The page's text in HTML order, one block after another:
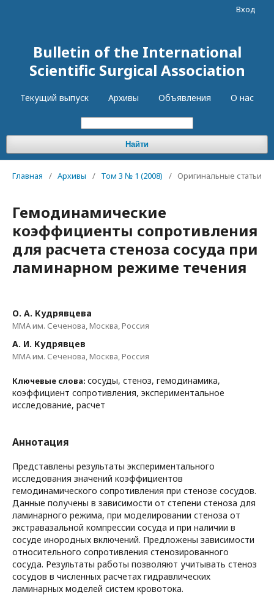
Bulletin of the International
Scientific Surgical Association
Текущий выпуск Архивы Объявления О нас
Найти
Вход
Главная / Архивы / Том 3 № 1 (2008) / Оригинальные статьи
Гемодинамические
коэффициенты сопротивления
для расчета стеноза сосуда при
ламинарном режиме течения
О. А. Кудрявцева
ММА им. Сеченова, Москва, Россия
А. И. Кудрявцев
ММА им. Сеченова, Москва, Россия
Ключевые слова: сосуды, стеноз, гемодинамика,
коэффициент сопротивления, экспериментальное
исследование, расчет
Аннотация
Представлены результаты экспериментального
исследования значений коэффициентов
гемодинамического сопротивления при стенозе сосудов.
Данные получены в зависимости от степени стеноза для
ламинарного режима, при моделировании стеноза от
экстравазальной компрессии сосуда и при наличии в
сосуде инородных включений. Предложены зависимости
относительного сопротивления стенозированного
сосуда. Результаты работы позволяют учитывать стеноз
сосудов в численных расчетах гидравлических
ламинарных моделей систем кровотока.